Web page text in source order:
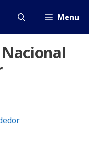
Menu